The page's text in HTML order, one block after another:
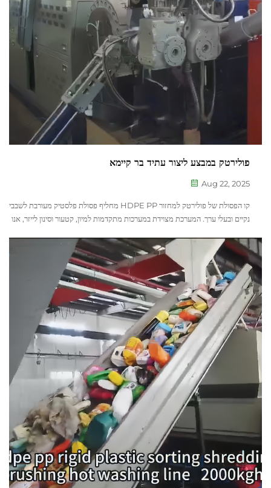
פולירטק במבצע ליצור עתיד בר קיימא
Aug 22, 2025
קו הפסולת של פולירטק למחזור HDPE PP מחליף פסולת פלסטיק מעורבת לשבבי
נקיים ובעלי ערך. המערכת מצוידת במערכות מתקדמות למיון, קטעור וסינון לייזר, אנו